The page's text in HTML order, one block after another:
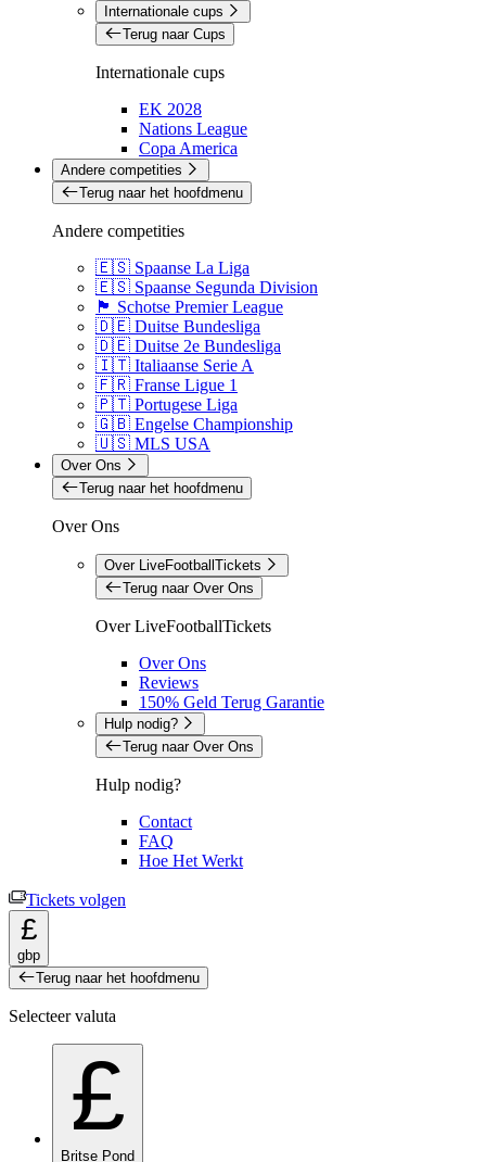
Internationale cups
Terug naar Cups
Internationale cups
EK 2028
Nations League
Copa America
Andere competities
Terug naar het hoofdmenu
Andere competities
🇪🇸 Spaanse La Liga
🇪🇸 Spaanse Segunda Division
🏴󠁧󠁢󠁳󠁣󠁴󠁿 Schotse Premier League
🇩🇪 Duitse Bundesliga
🇩🇪 Duitse 2e Bundesliga
🇮🇹 Italiaanse Serie A
🇫🇷 Franse Ligue 1
🇵🇹 Portugese Liga
🇬🇧 Engelse Championship
🇺🇸 MLS USA
Over Ons
Terug naar het hoofdmenu
Over Ons
Over LiveFootballTickets
Terug naar Over Ons
Over LiveFootballTickets
Over Ons
Reviews
150% Geld Terug Garantie
Hulp nodig?
Terug naar Over Ons
Hulp nodig?
Contact
FAQ
Hoe Het Werkt
Tickets volgen
£
gbp
Terug naar het hoofdmenu
Selecteer valuta
£
Britse Pond